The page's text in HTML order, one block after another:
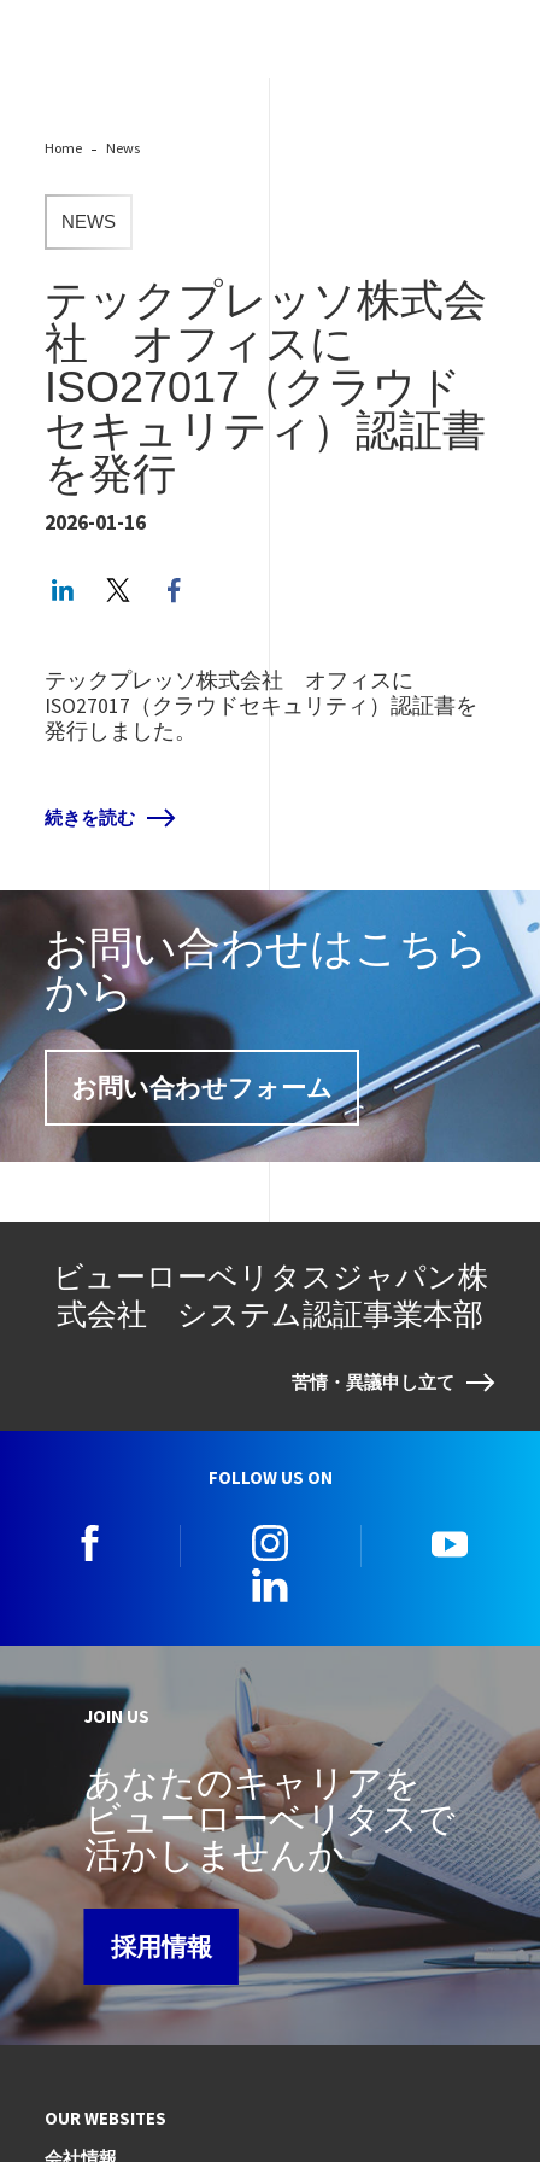
Home News
NEWS
テックプレッソ株式会
社 オフィスに
ISO27017（クラウド
セキュリティ）認証書
を発行
2026-01-16
LinkedInTwitter
テックプレッソ株式会社 オフィスに
ISO27017（クラウドセキュリティ）認証書を
発行しました。
続きを読む
お問い合わせはこちら
から
お問い合わせフォーム
ビューローベリタスジャパン株
式会社 システム認証事業本部
苦情・異議申し立て
FOLLOW US ON
JOIN US
あなたのキャリアを
ビューローベリタスで
活かしませんか
採用情報
OUR WEBSITES